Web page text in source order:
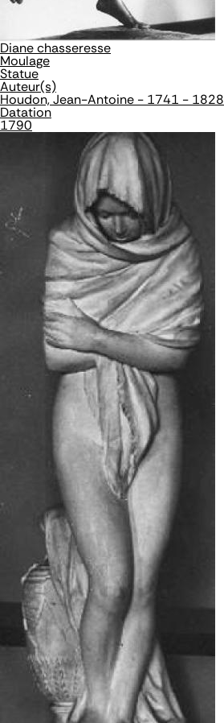
Diane chasseresse
Moulage
Statue
Auteur(s)
Houdon, Jean-Antoine - 1741 - 1828
Datation
1790